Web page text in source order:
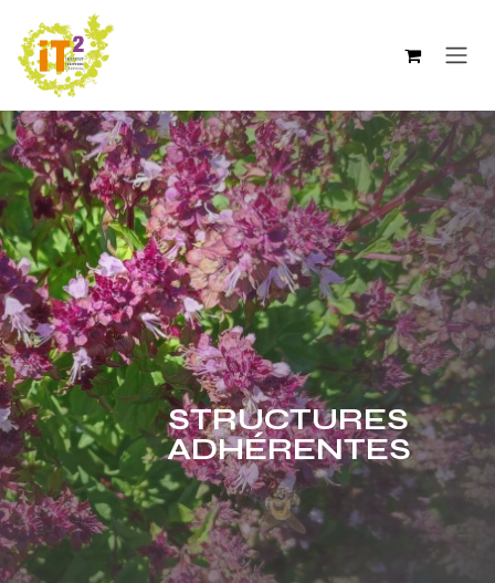
Se rendre au contenu
STRUCTURES
ADHÉRENTES